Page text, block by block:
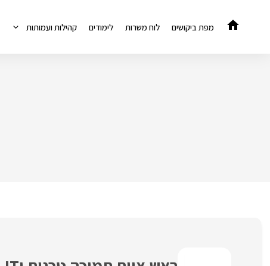
מפת ביקושים לוח משרות לימודים קהילות ועמותות